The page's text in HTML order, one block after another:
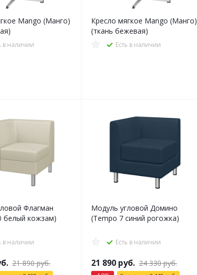
Mango (Манго)
в наличии
Кресло мягкое Mango (Манго)
(ткань бежевая)
Есть в наличии
Флагман
белый кожзам)
в наличии
21 890руб.
Модуль угловой Домино
(Tempo 7 синий рогожка)
Есть в наличии
21 890 руб. 24 330руб.